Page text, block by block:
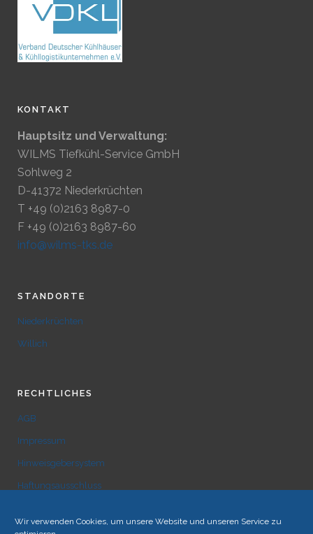
Wir verwenden Cookies, um unsere Website und unseren Service zu
KONTAKT
Hauptsitz und Verwaltung:
WILMS Tiefkühl-Service GmbH
Sohlweg 2
D-41372 Niederkrüchten
T +49 (0)2163 8987-0
F +49 (0)2163 8987-60
info@wilms-tks.de
STANDORTE
Niederkrüchten
Willich
RECHTLICHES
AGB
Impressum
Hinweisgebersystem
Haftungsausschluss
Cookie-Richtlinie (EU)